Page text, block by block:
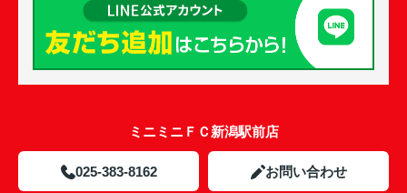
ミニミニＦＣ新潟駅前店
025-383-8162 お問い合わせ